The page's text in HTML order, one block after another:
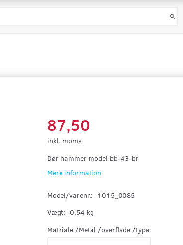
87,50
inkl. moms
Dør hammer model bb-43-br
Mere information
Model/varenr.:
1015_0085
Vægt: 0,54 kg
Matriale /Metal /overflade /type: